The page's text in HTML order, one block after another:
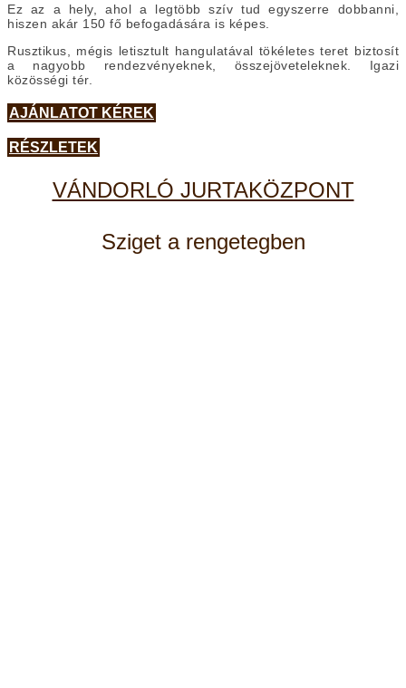
Ez az a hely, ahol a legtöbb szív tud egyszerre dobbanni,
hiszen akár 150 fő befogadására is képes.
Rusztikus, mégis letisztult hangulatával tökéletes teret biztosít
a nagyobb rendezvényeknek, összejöveteleknek. Igazi
közösségi tér.
AJÁNLATOT KÉREK
RÉSZLETEK
VÁNDORLÓ JURTAKÖZPONT
Sziget a rengetegben